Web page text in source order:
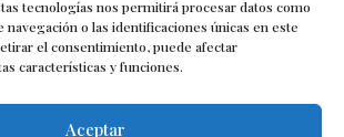
tecnologías nos permitirá procesar datos como
o las identificaciones únicas en este
el consentimiento, puede afectar
características y funciones.
Aceptar
vehículo vehículos